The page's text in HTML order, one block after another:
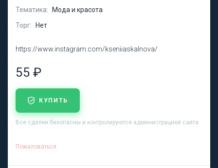
Тематика:
Мода и красота
Торг:
Нет
https://www.instagram.com/kseniiaskalnova/
55 ₽
КУПИТЬ
Все сделки безопасны и контролируются администрацией сайта
Пожаловаться